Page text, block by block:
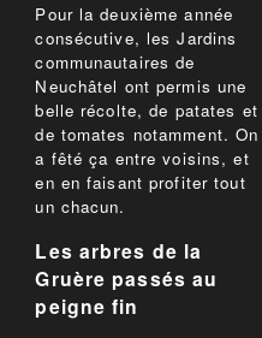
Pour la deuxième année
consécutive, les Jardins
communautaires de
Neuchâtel ont permis une
belle récolte, de patates et
de tomates notamment. On
a fêté ça entre voisins, et
en en faisant profiter tout
un chacun.
Les arbres de la
Gruère passés au
peigne fin